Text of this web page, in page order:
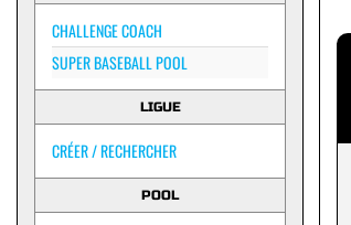
CHALLENGE COACH
SUPER BASEBALL POOL
LIGUE
CRÉER / RECHERCHER
POOL